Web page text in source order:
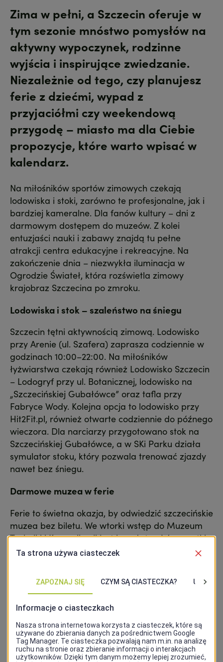
Zima w pełni, a Szczecin oferuje w
tym sezonie mnóstwo pomysłów na
aktywny wypoczynek, rodzinne
wyjścia i inspirujące zwiedzanie.
Niezależnie od tego, czy planujesz
ferie z dziećmi, wypad z
przyjaciółmi czy weekendową
przygodę – miasto ma dla Ciebie
propozycje, które warto wpisać w
kalendarz.
Na miłośników sportów zimowych czekają
lodowiska i stoki, zarówno te profesjonalne, jak i
bardziej kameralne. Dla fanów kultury – dni z
darmowym dostępem do muzeów. Z kolei
entuzjaści nauki i zabawy znajdą tu pełne
atrakcji centra edukacyjne i rekreacyjne. Na
zakończenie dnia – niezwykła iluminacja w
Ogrodzie Świateł, która rozświetla zimowy
krajobraz Szczecina po zmroku.
Lodowiska i stok – szaleństwo na śniegu
Szczecin tętni aktywnością zimową. Lodowisko
przy Arenie (ul. Szafera) zaprasza codziennie w
godzinach 10:00–22:00. Na miłośników
łyżwiarstwa czekają również Lodowisko Szczecin
– Lodogryf przy ul. Botanicznej, lodowisko na
„Szczecińskiej Gubałówce” oraz tafla przy
Fabryce Wody. Kolejna opcja to lodowisko przy
Hit2Fit.pl, również otwarte codziennie do późnego
wieczora. Dla narciarzy przygotowano stok na
Szczecińskiej Gubałówce, a w SKi Parku działa
symulator stoku, który pozwala trenować zjazdy
nawet bez śniegu.
Darmowe muzea w ferie
Ferie to świetna okazja, by odwiedzić szczecińskie
muzea bez biletu. We wtorki wstęp do Muzeum
Techniki i Komunikacji jest bezpłatny. W czwartki
można odwiedzić TRAFO Trafostację Sztuki, a w
Przełomów, Galerię Sztuki Współczesnej oraz
poznanie historii i sztuki miasta podczas
zimowego wypoczynku.
Nauka i zabawa pod jednym dachem